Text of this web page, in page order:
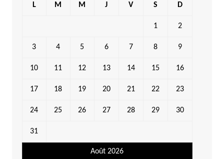
Août 2026
L M M J V S D
1 2
3 4 5 6 7 8 9
10 11 12 13 14 15 16
17 18 19 20 21 22 23
24 25 26 27 28 29 30
31